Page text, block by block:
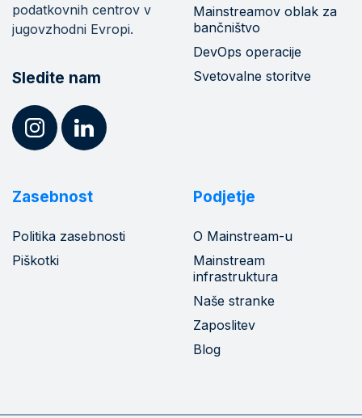
podatkovnih centrov v
jugovzhodni Evropi.
Sledite nam
Mainstreamov oblak za
bančništvo
DevOps operacije
Svetovalne storitve
Zasebnost
Politika zasebnosti
Piškotki
Podjetje
O Mainstream-u
Mainstream
infrastruktura
Naše stranke
Zaposlitev
Blog